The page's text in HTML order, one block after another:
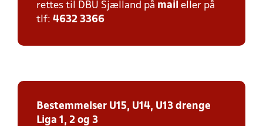
rettes til DBU Sjælland på mail eller på
tlf: 4632 3366
Bestemmelser U15, U14, U13 drenge
Liga 1, 2 og 3